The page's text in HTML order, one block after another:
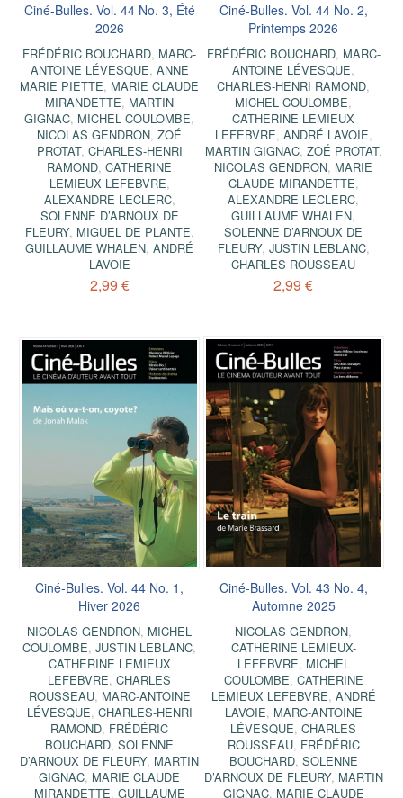
Ciné-Bulles. Vol. 44 No. 3, Été
2026
FRÉDÉRIC BOUCHARD, MARC-
ANTOINE LÉVESQUE, ANNE
MARIE PIETTE, MARIE CLAUDE
MIRANDETTE, MARTIN
GIGNAC, MICHEL COULOMBE,
NICOLAS GENDRON,ZOÉ
PROTAT, CHARLES-HENRI
RAMOND,CATHERINE
LEMIEUX LEFEBVRE,
ALEXANDRE LECLERC,
SOLENNE D’ARNOUX DE
FLEURY, MIGUEL DE PLANTE,
GUILLAUME WHALEN,ANDRÉ
LAVOIE
2,99 €
Ciné-Bulles. Vol. 44 No. 2,
Printemps 2026
FRÉDÉRIC BOUCHARD, MARC-
ANTOINE LÉVESQUE,
CHARLES-HENRI RAMOND,
MICHEL COULOMBE,
CATHERINE LEMIEUX
LEFEBVRE, ANDRÉ LAVOIE,
MARTIN GIGNAC, ZOÉ PROTAT,
NICOLAS GENDRON, MARIE
CLAUDE MIRANDETTE,
ALEXANDRE LECLERC,
GUILLAUME WHALEN,
SOLENNE D’ARNOUX DE
FLEURY, JUSTIN LEBLANC,
CHARLES ROUSSEAU
2,99 €
Ciné-Bulles. Vol. 44 No. 1,
Hiver 2026
NICOLAS GENDRON, MICHEL
COULOMBE,JUSTIN LEBLANC,
CATHERINE LEMIEUX
LEFEBVRE,CHARLES
ROUSSEAU, MARC-ANTOINE
LÉVESQUE, CHARLES-HENRI
RAMOND, FRÉDÉRIC
BOUCHARD,SOLENNE
D’ARNOUX DE FLEURY, MARTIN
GIGNAC, MARIE CLAUDE
MIRANDETTE, GUILLAUME
Ciné-Bulles. Vol. 43 No. 4,
Automne 2025
NICOLAS GENDRON,
CATHERINE LEMIEUX-
LEFEBVRE, MICHEL
COULOMBE, CATHERINE
LEMIEUX LEFEBVRE, ANDRÉ
LAVOIE, MARC-ANTOINE
LÉVESQUE,CHARLES
ROUSSEAU, FRÉDÉRIC
BOUCHARD, SOLENNE
D’ARNOUX DE FLEURY, MARTIN
GIGNAC, MARIE CLAUDE